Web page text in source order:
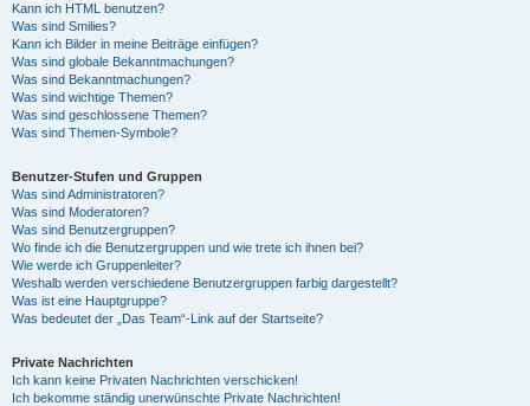
Kann ich HTML benutzen?
Was sind Smilies?
Kann ich Bilder in meine Beiträge einfügen?
Was sind globale Bekanntmachungen?
Was sind Bekanntmachungen?
Was sind wichtige Themen?
Was sind geschlossene Themen?
Was sind Themen-Symbole?
Benutzer-Stufen und Gruppen
Was sind Administratoren?
Was sind Moderatoren?
Was sind Benutzergruppen?
Wo finde ich die Benutzergruppen und wie trete ich ihnen bei?
Wie werde ich Gruppenleiter?
Weshalb werden verschiedene Benutzergruppen farbig dargestellt?
Was ist eine Hauptgruppe?
Was bedeutet der „Das Team“-Link auf der Startseite?
Private Nachrichten
Ich kann keine Privaten Nachrichten verschicken!
Ich bekomme ständig unerwünschte Private Nachrichten!